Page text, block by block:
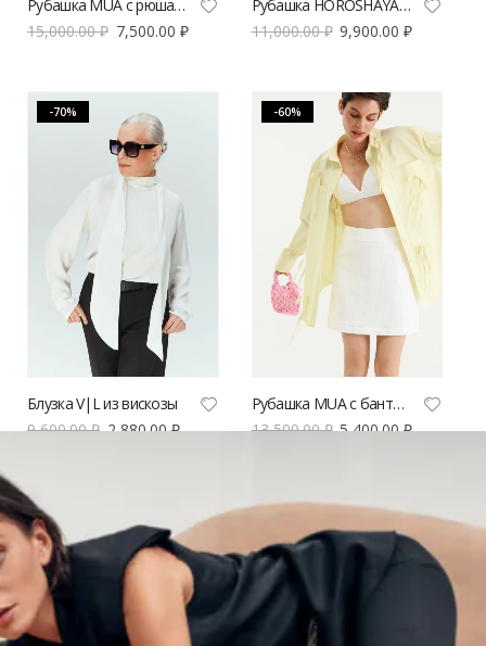
Рубашка MUA с рюшами
15,000.00₽ 7,500.00 ₽
Рубашка HOROSHAYA DEVOCHKA NEW THE MOON
11,000.00₽ 9,900.00₽
-70%
Блузка V|L из вискозы
9,600.00₽ 2,880.00₽
-60%
Рубашка MUA с бантиками
13,500.00₽ 5,400.00₽